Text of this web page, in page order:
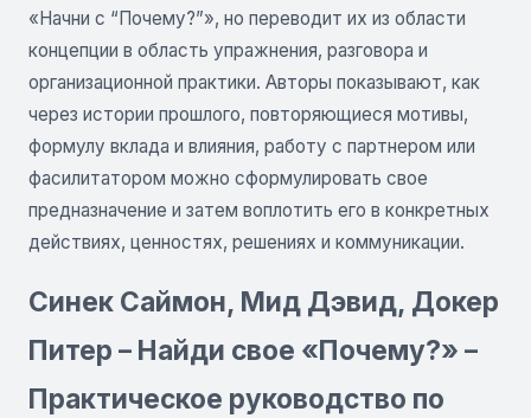
«Начни с “Почему?”», но переводит их из области
концепции в область упражнения, разговора и
организационной практики. Авторы показывают, как
через истории прошлого, повторяющиеся мотивы,
формулу вклада и влияния, работу с партнером или
фасилитатором можно сформулировать свое
предназначение и затем воплотить его в конкретных
действиях, ценностях, решениях и коммуникации.
Синек Саймон, Мид Дэвид, Докер
Питер – Найди свое «Почему?» –
Практическое руководство по